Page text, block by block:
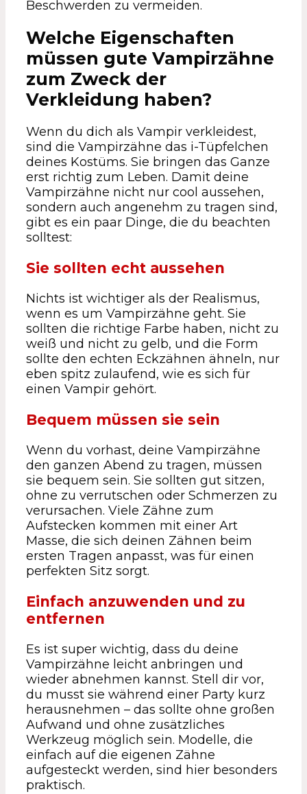
Beschwerden zu vermeiden.
Welche Eigenschaften
müssen gute Vampirzähne
zum Zweck der
Verkleidung haben?
Wenn du dich als Vampir verkleidest,
sind die Vampirzähne das i-Tüpfelchen
deines Kostüms. Sie bringen das Ganze
erst richtig zum Leben. Damit deine
Vampirzähne nicht nur cool aussehen,
sondern auch angenehm zu tragen sind,
gibt es ein paar Dinge, die du beachten
solltest:
Sie sollten echt aussehen
Nichts ist wichtiger als der Realismus,
wenn es um Vampirzähne geht. Sie
sollten die richtige Farbe haben, nicht zu
weiß und nicht zu gelb, und die Form
sollte den echten Eckzähnen ähneln, nur
eben spitz zulaufend, wie es sich für
einen Vampir gehört.
Bequem müssen sie sein
Wenn du vorhast, deine Vampirzähne
den ganzen Abend zu tragen, müssen
sie bequem sein. Sie sollten gut sitzen,
ohne zu verrutschen oder Schmerzen zu
verursachen. Viele Zähne zum
Aufstecken kommen mit einer Art
Masse, die sich deinen Zähnen beim
ersten Tragen anpasst, was für einen
perfekten Sitz sorgt.
Einfach anzuwenden und zu
entfernen
Es ist super wichtig, dass du deine
Vampirzähne leicht anbringen und
wieder abnehmen kannst. Stell dir vor,
du musst sie während einer Party kurz
herausnehmen – das sollte ohne großen
Aufwand und ohne zusätzliches
Werkzeug möglich sein. Modelle, die
einfach auf die eigenen Zähne
aufgesteckt werden, sind hier besonders
praktisch.